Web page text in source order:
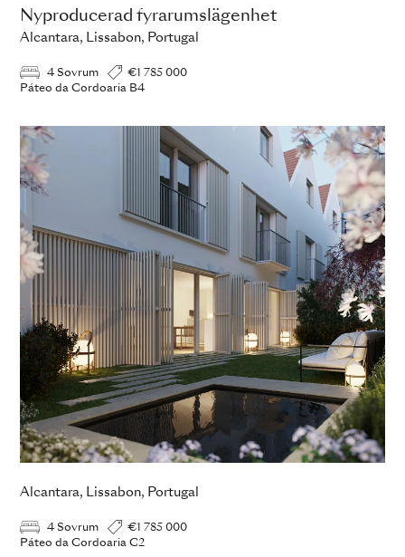
Nyproducerad fyrarumslägenhet
Alcantara, Lissabon, Portugal
4 Sovrum
€1 785 000
Páteo da Cordoaria B4
Alcantara, Lissabon, Portugal
4 Sovrum
€1 785 000
Páteo da Cordoaria C2